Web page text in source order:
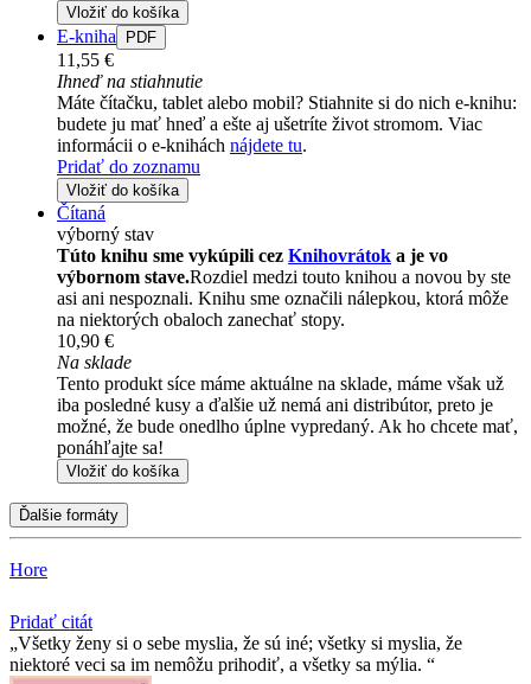
Vložiť do košíka
E-kniha PDF
11,55 €
Ihneď na stiahnutie
Máte čítačku, tablet alebo mobil? Stiahnite si do nich e-knihu:
budete ju mať hneď a ešte aj ušetríte život stromom. Viac
informácii o e-knihách nájdete tu.
Pridať do zoznamu
Vložiť do košíka
Čítaná
výborný stav
Túto knihu sme vykúpili cez Knihovrátok a je vo
výbornom stave.Rozdiel medzi touto knihou a novou by ste
asi ani nespoznali. Knihu sme označili nálepkou, ktorá môže
na niektorých obaloch zanechať stopy.
10,90 €
Na sklade
Tento produkt síce máme aktuálne na sklade, máme však už
iba posledné kusy a ďalšie už nemá ani distribútor, preto je
možné, že bude onedlho úplne vypredaný. Ak ho chcete mať,
ponáhľajte sa!
Vložiť do košíka
Ďalšie formáty
Hore
Pridať citát
Všetky ženy si o sebe myslia, že sú iné; všetky si myslia, že
niektoré veci sa im nemôžu prihodiť, a všetky sa mýlia.